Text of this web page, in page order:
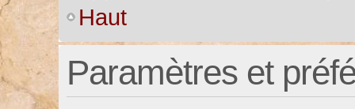
Haut
Paramètres et